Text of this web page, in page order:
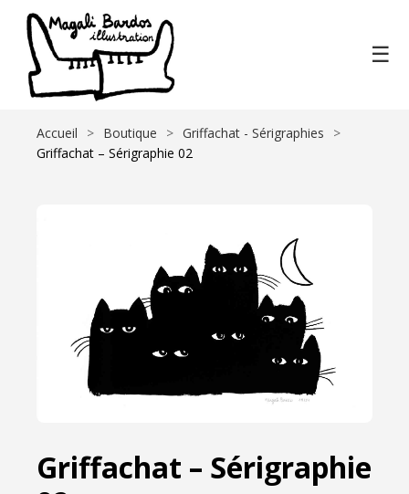
☰
Accueil Boutique
Griffachat - Sérigraphies
Griffachat – Sérigraphie 02
Griffachat – Sérigraphie